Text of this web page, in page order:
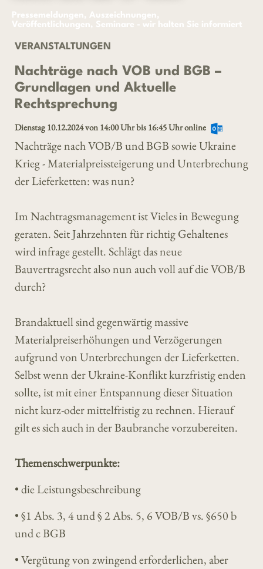
Pressemeldungen, Auszeichnungen,
Veröffentlichungen, Seminare - wir halten Sie informiert
VERANSTALTUNGEN
Nachträge nach VOB und BGB –
Grundlagen und Aktuelle
Rechtsprechung
Dienstag 10.12.2024 von 14:00 Uhr bis 16:45 Uhr online
Nachträge nach VOB/B und BGB sowie Ukraine
Krieg - Materialpreissteigerung und Unterbrechung
der Lieferketten: was nun?
Im Nachtragsmanagement ist Vieles in Bewegung
geraten. Seit Jahrzehnten für richtig Gehaltenes
wird infrage gestellt. Schlägt das neue
Bauvertragsrecht also nun auch voll auf die VOB/B
durch?
Brandaktuell sind gegenwärtig massive
Materialpreiserhöhungen und Verzögerungen
aufgrund von Unterbrechungen der Lieferketten.
Selbst wenn der Ukraine-Konflikt kurzfristig enden
sollte, ist mit einer Entspannung dieser Situation
nicht kurz-oder mittelfristig zu rechnen. Hierauf
gilt es sich auch in der Baubranche vorzubereiten.
Themenschwerpunkte:
• die Leistungsbeschreibung
• §1 Abs. 3, 4 und § 2 Abs. 5, 6 VOB/B vs. §650 b
und c BGB
• Vergütung von zwingend erforderlichen, aber